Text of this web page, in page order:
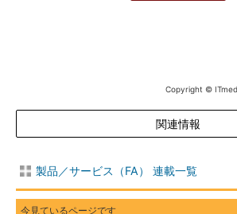
Copyright ©
関連情報
製品／サービス（FA） 連載一覧